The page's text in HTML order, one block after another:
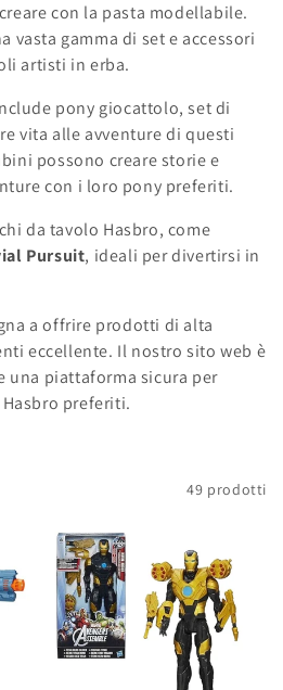
con la pasta modellabile.
vasta gamma di set e accessori
artisti in erba.
pony giocattolo, set di
vita alle avventure di questi
possono creare storie e
con i loro pony preferiti.
da tavolo Hasbro, come
Pursuit, ideali per divertirsi in
a offrire prodotti di alta
eccellente. Il nostro sito web è
una piattaforma sicura per
preferiti.
49 prodotti